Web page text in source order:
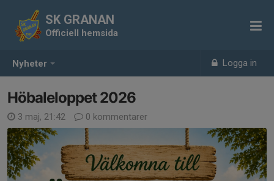
Nyheter Logga in
SK GRANAN
Officiell hemsida
Höbaleloppet 2026
3 maj, 21:42 0 kommentarer